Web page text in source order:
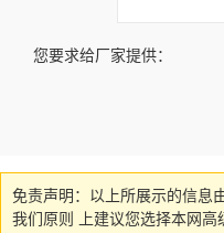
您要求给厂家提供：
免责声明：以上所展示的信息
我们原则 上建议您选择本网高